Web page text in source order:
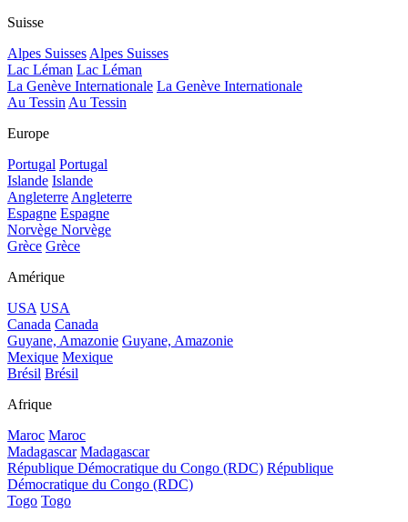
Suisse
Alpes Suisses Alpes Suisses
Lac Léman Lac Léman
La Genève Internationale La Genève Internationale
Au Tessin Au Tessin
Europe
Portugal Portugal
Islande Islande
Angleterre Angleterre
Espagne Espagne
Norvège Norvège
Grèce Grèce
Amérique
USA USA
Canada Canada
Guyane, Amazonie Guyane, Amazonie
Mexique Mexique
Brésil Brésil
Afrique
Maroc Maroc
Madagascar Madagascar
République Démocratique du Congo (RDC) République
Démocratique du Congo (RDC)
Togo Togo